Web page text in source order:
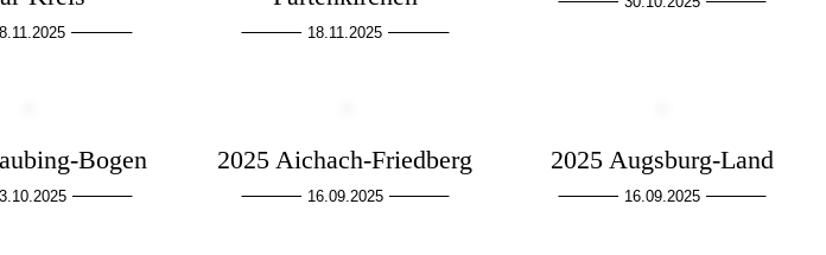
18.11.2025
Bogen 2025 Aichach-Friedberg
16.09.2025
2025 Augsburg-Land
16.09.2025